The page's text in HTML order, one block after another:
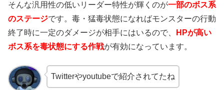
そんな汎用性の低いリーダー特性が輝くのが一部のボス系
のステージです。毒・猛毒状態になればモンスターの行動
終了時に一定のダメージが相手にはいるので、
HPが高い
ボス系を毒状態にする作戦が有効になっています。
Twitterやyoutubeで紹介されてたね